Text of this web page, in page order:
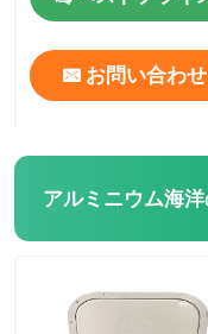
お問い合わせ
アルミニウム海